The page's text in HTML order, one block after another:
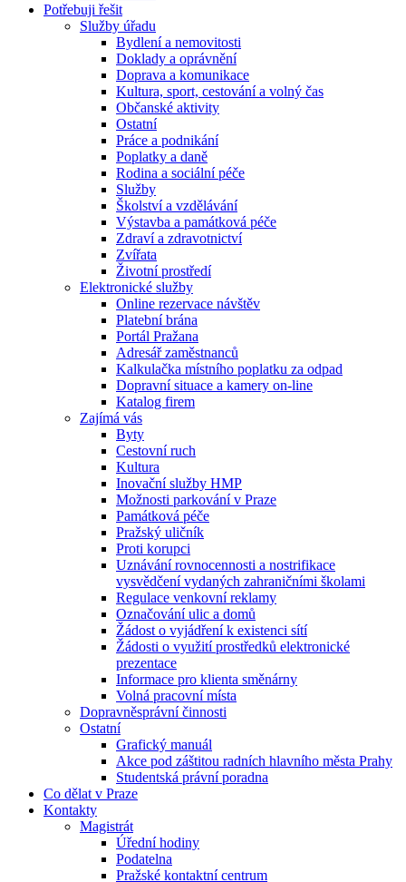
Potřebuji řešit
Služby úřadu
Bydlení a nemovitosti
Doklady a oprávnění
Doprava a komunikace
Kultura, sport, cestování a volný čas
Občanské aktivity
Ostatní
Práce a podnikání
Poplatky a daně
Rodina a sociální péče
Služby
Školství a vzdělávání
Výstavba a památková péče
Zdraví a zdravotnictví
Zvířata
Životní prostředí
Elektronické služby
Online rezervace návštěv
Platební brána
Portál Pražana
Adresář zaměstnanců
Kalkulačka místního poplatku za odpad
Dopravní situace a kamery on-line
Katalog firem
Zajímá vás
Byty
Cestovní ruch
Kultura
Inovační služby HMP
Možnosti parkování v Praze
Památková péče
Pražský uličník
Proti korupci
Uznávání rovnocennosti a nostrifikace
vysvědčení vydaných zahraničními školami
Regulace venkovní reklamy
Označování ulic a domů
Žádost o vyjádření k existenci sítí
Žádosti o využití prostředků elektronické
prezentace
Informace pro klienta směnárny
Volná pracovní místa
Dopravněsprávní činnosti
Ostatní
Grafický manuál
Akce pod záštitou radních hlavního města Prahy
Studentská právní poradna
Co dělat v Praze
Kontakty
Magistrát
Úřední hodiny
Podatelna
Pražské kontaktní centrum